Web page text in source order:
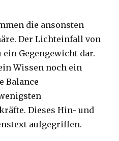
die ansonsten
Der Lichteinfall von
Gegengewicht dar.
Wissen noch ein
Balance
Dieses Hin- und
aufgegriffen.